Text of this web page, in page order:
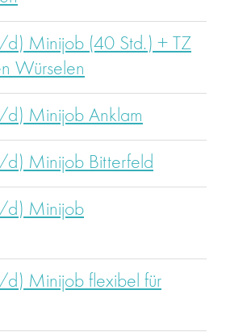
Minijob (40 Std.) + TZ
Würselen
Minijob Anklam
Minijob Bitterfeld
d) Minijob
Minijob flexibel für